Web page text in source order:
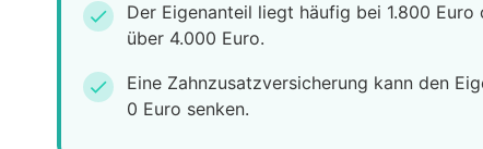
check
Der Eigenanteil liegt häufig bei 1.800
über 4.000 Euro.
check
Eine Zahnzusatzversicherung kann den
0 Euro senken.